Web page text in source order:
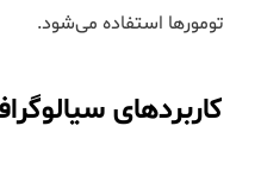
تومورها استفاده می‌شود.
کاربردهای